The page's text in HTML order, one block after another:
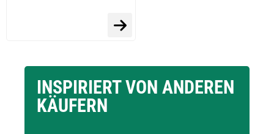
INSPIRIERT VON ANDEREN
KÄUFERN